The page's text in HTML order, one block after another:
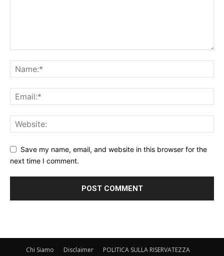
Save my name, email, and website in this browser for the
next time I comment.
Chi Siamo Disclaimer
POLITICA SULLA RISERVATEZZA